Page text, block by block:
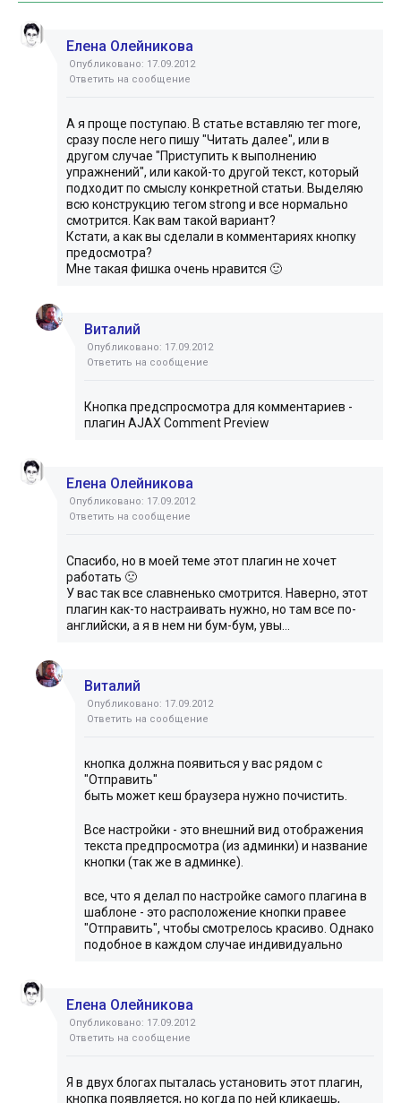
Елена Олейникова
Опубликовано: 17.09.2012
Ответить на сообщение
А я проще поступаю. В статье вставляю тег more,
сразу после него пишу "Читать далее", или в
другом случае "Приступить к выполнению
упражнений", или какой-то другой текст, который
подходит по смыслу конкретной статьи. Выделяю
всю конструкцию тегом strong и все нормально
смотрится. Как вам такой вариант?
Кстати, а как вы сделали в комментариях кнопку
предосмотра?
Мне такая фишка очень нравится 🙂
Виталий
Опубликовано: 17.09.2012
Ответить на сообщение
Кнопка предспросмотра для комментариев -
плагин AJAX Comment Preview
Елена Олейникова
Опубликовано: 17.09.2012
Ответить на сообщение
Спасибо, но в моей теме этот плагин не хочет
работать 🙁
У вас так все славненько смотрится. Наверно, этот
плагин как-то настраивать нужно, но там все по-
английски, а я в нем ни бум-бум, увы...
Виталий
Опубликовано: 17.09.2012
Ответить на сообщение
кнопка должна появиться у вас рядом с
"Отправить"
быть может кеш браузера нужно почистить.
Все настройки - это внешний вид отображения
текста предпросмотра (из админки) и название
кнопки (так же в админке).
все, что я делал по настройке самого плагина в
шаблоне - это расположение кнопки правее
"Отправить", чтобы смотрелось красиво. Однако
подобное в каждом случае индивидуально
Елена Олейникова
Опубликовано: 17.09.2012
Ответить на сообщение
Я в двух блогах пыталась установить этот плагин,
кнопка появляется, но когда по ней кликаешь,